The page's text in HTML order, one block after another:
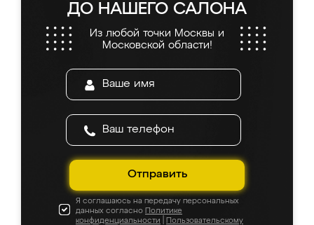
ДО НАШЕГО САЛОНА
Из любой точки Москвы и
Московской области!
Отправить
Я соглашаюсь на передачу персональных
данных согласно Политике
конфиденциальности
Пользовательскому